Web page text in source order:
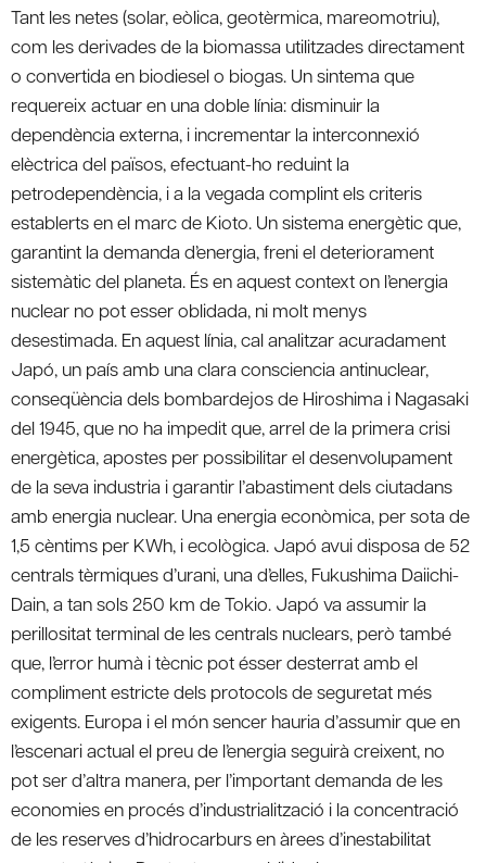
Tant les netes (solar, eòlica, geotèrmica, mareomotriu),
com les derivades de la biomassa utilitzades directament
o convertida en biodiesel o biogas. Un sintema que
requereix actuar en una doble línia: disminuir la
dependència externa, i incrementar la interconnexió
elèctrica del països, efectuant-ho reduint la
petrodependència, i a la vegada complint els criteris
establerts en el marc de Kioto. Un sistema energètic que,
garantint la demanda d’energia, freni el deteriorament
sistemàtic del planeta. És en aquest context on l’energia
nuclear no pot esser oblidada, ni molt menys
desestimada. En aquest línia, cal analitzar acuradament
Japó, un país amb una clara consciencia antinuclear,
conseqüència dels bombardejos de Hiroshima i Nagasaki
del 1945, que no ha impedit que, arrel de la primera crisi
energètica, apostes per possibilitar el desenvolupament
de la seva industria i garantir l’abastiment dels ciutadans
amb energia nuclear. Una energia econòmica, per sota de
1,5 cèntims per KWh, i ecològica. Japó avui disposa de 52
centrals tèrmiques d’urani, una d’elles, Fukushima Daiichi-
Dain, a tan sols 250 km de Tokio. Japó va assumir la
perillositat terminal de les centrals nuclears, però també
que, l’error humà i tècnic pot ésser desterrat amb el
compliment estricte dels protocols de seguretat més
exigents. Europa i el món sencer hauria d’assumir que en
l’escenari actual el preu de l’energia seguirà creixent, no
pot ser d’altra manera, per l’important demanda de les
economies en procés d’industrialització i la concentració
de les reserves d’hidrocarburs en àrees d’inestabilitat